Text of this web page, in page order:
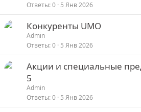
Ответы 0 5 Янв 2026
Конкуренты UMO
Admin
Ответы 0 5 Янв 2026
Акции и специальные
5
Admin
Ответы 0 5 Янв 2026